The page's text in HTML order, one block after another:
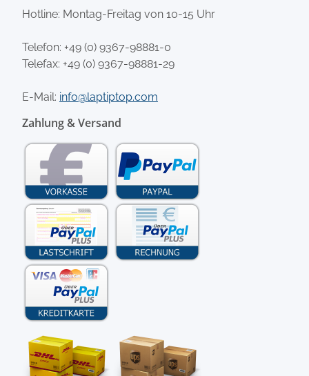
Hotline: Montag-Freitag von 10-15 Uhr
Telefon: +49 (0) 9367-98881-0
Telefax: +49 (0) 9367-98881-29
E-Mail: info@laptiptop.com
Zahlung & Versand